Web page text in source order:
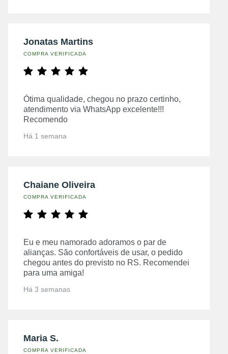
Jonatas Martins
COMPRA VERIFICADA
Ótima qualidade, chegou no prazo certinho,
atendimento via WhatsApp excelente!!!
Recomendo
Há 1 semana
Chaiane Oliveira
COMPRA VERIFICADA
Eu e meu namorado adoramos o par de
alianças. São confortáveis de usar, o pedido
chegou antes do previsto no RS. Recomendei
para uma amiga!
Há 3 semanas
Maria S.
COMPRA VERIFICADA